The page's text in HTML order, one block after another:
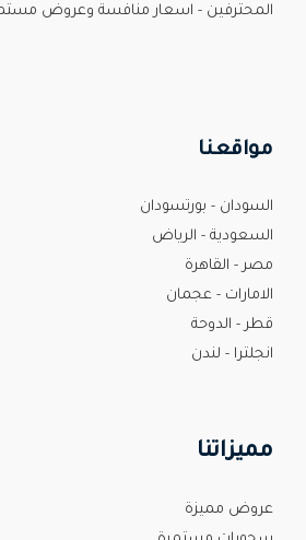
المحترفين - اسعار منافسة وعروض
مواقعنا
السودان - بورتسودان
السعودية - الرياض
مصر - القاهرة
الامارات - عجمان
قطر - الدوحة
انجلترا - لندن
مميزاتنا
عروض مميزة